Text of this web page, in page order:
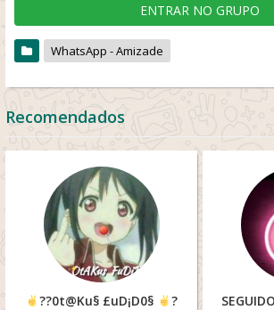
ENTRAR NO GRUPO
WhatsApp - Amizade
Recomendados
??0t@Ku§ £uD¡D0§
?